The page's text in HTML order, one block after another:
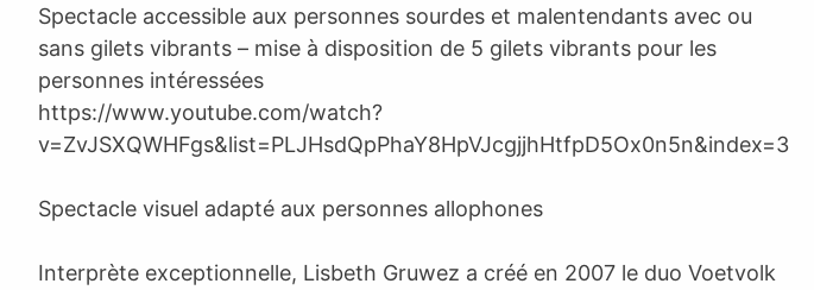
Spectacle accessible aux personnes sourdes et malentendants avec ou
sans gilets vibrants – mise à disposition de 5 gilets vibrants pour les
personnes intéressées
https://www.youtube.com/watch?
v=ZvJSXQWHFgs&list=PLJHsdQpPhaY8HpVJcgjjhHtfpD5Ox0n5n&index=3
Spectacle visuel adapté aux personnes allophones
Interprète exceptionnelle, Lisbeth Gruwez a créé en 2007 le duo Voetvolk